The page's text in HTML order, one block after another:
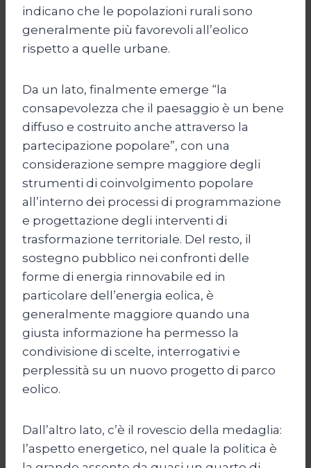
indicano che le popolazioni rurali sono
generalmente più favorevoli all’eolico
rispetto a quelle urbane.
Da un lato, finalmente emerge “la
consapevolezza che il paesaggio è un bene
diffuso e costruito anche attraverso la
partecipazione popolare”, con una
considerazione sempre maggiore degli
strumenti di coinvolgimento popolare
all’interno dei processi di programmazione
e progettazione degli interventi di
trasformazione territoriale. Del resto, il
sostegno pubblico nei confronti delle
forme di energia rinnovabile ed in
particolare dell’energia eolica, è
generalmente maggiore quando una
giusta informazione ha permesso la
condivisione di scelte, interrogativi e
perplessità su un nuovo progetto di parco
eolico.
Dall’altro lato, c’è il rovescio della medaglia:
l’aspetto energetico, nel quale la politica è